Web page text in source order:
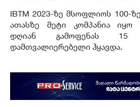
IBTM 2023-ზე მსოფლიოს 100-
ათასზე მეტი კომპანია იყო
დღიან გამოფენას 15
დამთვალიერებელი ჰყავდა.